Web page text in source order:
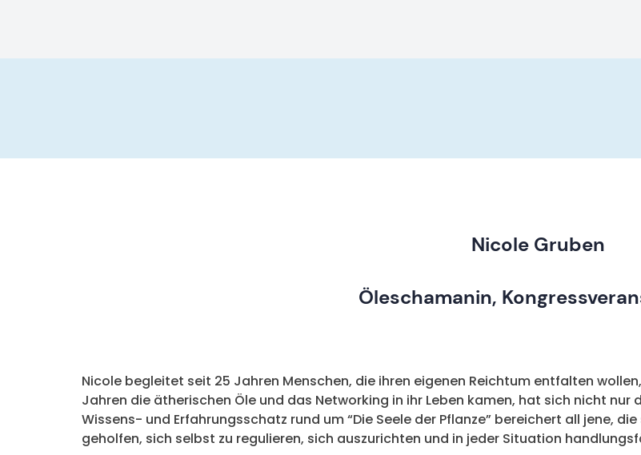
Nicole Gruben
Öleschamanin,
Nicole begleitet seit 25 Jahren Menschen, die ihren eigenen Reichtum entfalten
Jahren die ätherischen Öle und das Networking in ihr Leben kamen, hat sich nicht
Wissens- und Erfahrungsschatz rund um “Die Seele der Pflanze” bereichert all jene,
geholfen, sich selbst zu regulieren, sich auszurichten und in jeder Situation